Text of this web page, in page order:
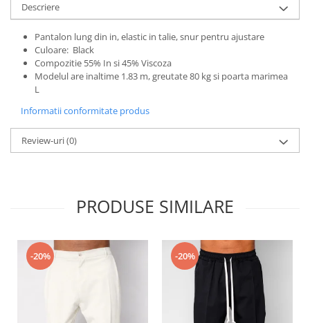
Descriere
Pantalon lung din in, elastic in talie, snur pentru ajustare
Culoare: Black
Compozitie 55% In si 45% Viscoza
Modelul are inaltime 1.83 m, greutate 80 kg si poarta marimea
L
Informatii conformitate produs
Review-uri(0)
PRODUSE SIMILARE
-20% -20%